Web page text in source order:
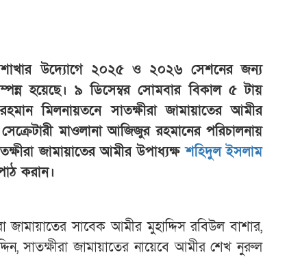
শাখার উদ্যোগে ২০২৫ ও ২০২৬ সেশনের জন্য
হয়েছে। ৯ ডিসেম্বর সোমবার বিকাল ৫ টায়
মিলনায়তনে সাতক্ষীরা জামায়াতের আমীর
মাওলানা আজিজুর রহমানের পরিচালনায়
জামায়াতের আমীর উপাধ্যক্ষশহিদুল ইসলাম
করান।
জামায়াতের সাবেক আমীর মুহাদ্দিস রবিউল বাশার,
সাতক্ষীরা জামায়াতের নায়েবে আমীর শেখ নুরুল